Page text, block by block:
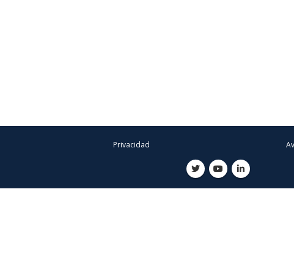
Privacidad